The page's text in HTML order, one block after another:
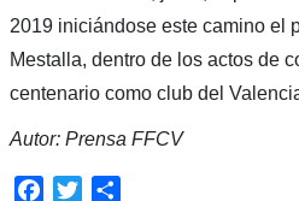
2019 iniciándose este camino el
Mestalla, dentro de los actos de
centenario como club del
Autor: Prensa FFCV
Facebook
Twitter